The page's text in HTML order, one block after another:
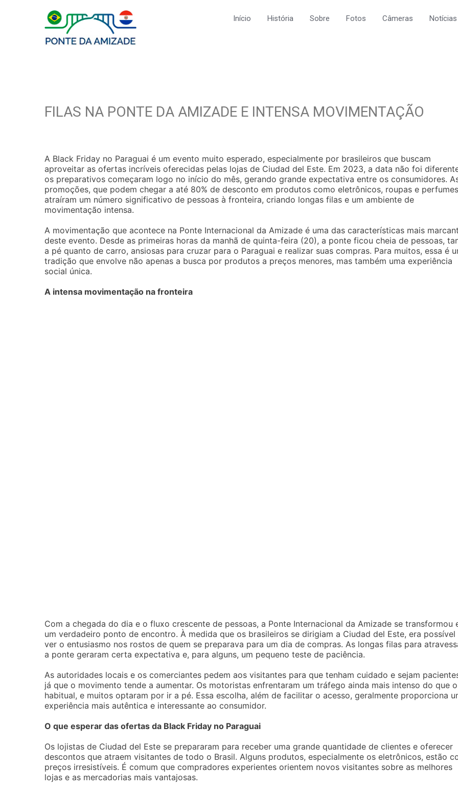
Início História Sobre Fotos Câmeras Notícias
FILAS NA PONTE DA AMIZADE E INTENSA MOVIMENTAÇÃO
A Black Friday no Paraguai é um evento muito esperado, especialmente por brasileiros que buscam
aproveitar as ofertas incríveis oferecidas pelas lojas de Ciudad del Este. Em 2023, a data não foi
os preparativos começaram logo no início do mês, gerando grande expectativa entre os consumidores.
promoções, que podem chegar a até 80% de desconto em produtos como eletrônicos, roupas e
atraíram um número significativo de pessoas à fronteira, criando longas filas e um ambiente de
movimentação intensa.
A movimentação que acontece na Ponte Internacional da Amizade é uma das características mais
deste evento. Desde as primeiras horas da manhã de quinta-feira (20), a ponte ficou cheia de pessoas,
a pé quanto de carro, ansiosas para cruzar para o Paraguai e realizar suas compras. Para muitos, essa é
tradição que envolve não apenas a busca por produtos a preços menores, mas também uma experiência
social única.
A intensa movimentação na fronteira
Com a chegada do dia e o fluxo crescente de pessoas, a Ponte Internacional da Amizade se transformou
um verdadeiro ponto de encontro. À medida que os brasileiros se dirigiam a Ciudad del Este, era possível
ver o entusiasmo nos rostos de quem se preparava para um dia de compras. As longas filas para
a ponte geraram certa expectativa e, para alguns, um pequeno teste de paciência.
As autoridades locais e os comerciantes pedem aos visitantes para que tenham cuidado e sejam
já que o movimento tende a aumentar. Os motoristas enfrentaram um tráfego ainda mais intenso do que o
habitual, e muitos optaram por ir a pé. Essa escolha, além de facilitar o acesso, geralmente proporciona
experiência mais autêntica e interessante ao consumidor.
O que esperar das ofertas da Black Friday no Paraguai
Os lojistas de Ciudad del Este se prepararam para receber uma grande quantidade de clientes e oferecer
descontos que atraem visitantes de todo o Brasil. Alguns produtos, especialmente os eletrônicos, estão
preços irresistíveis. É comum que compradores experientes orientem novos visitantes sobre as melhores
lojas e as mercadorias mais vantajosas.